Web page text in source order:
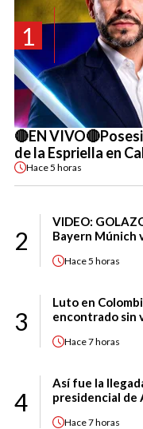
1
🔴EN
de la Espriella en
Hace5 horas
2
VIDEO:
Bayern Múnich
Hace5 horas
3
Luto en
encontrado sin
Hace7 horas
4
Así fue la
presidencial de
Hace7 horas